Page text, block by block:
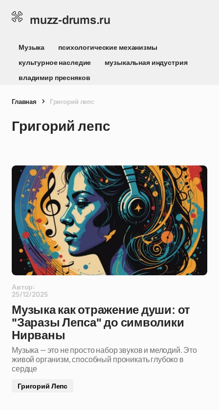
muzz-drums.ru
Музыка
психологические механизмы
культурное наследие
музыкальная индустрия
владимир пресняков
Главная Григорий лепс
Григорий лепс
Автор:
25/12/2025
Музыка как отражение души: от
"Заразы Лепса" до символики
Нирваны
Музыка — это не просто набор звуков и мелодий. Это
живой организм, способный проникать глубоко в
сердце
Григорий Лепс